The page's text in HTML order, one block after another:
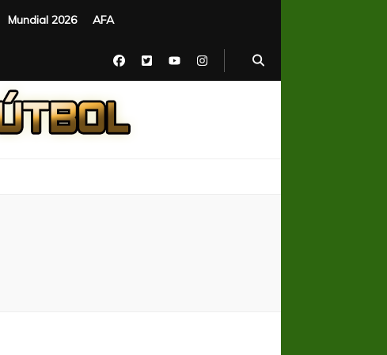
Mundial 2026 AFA